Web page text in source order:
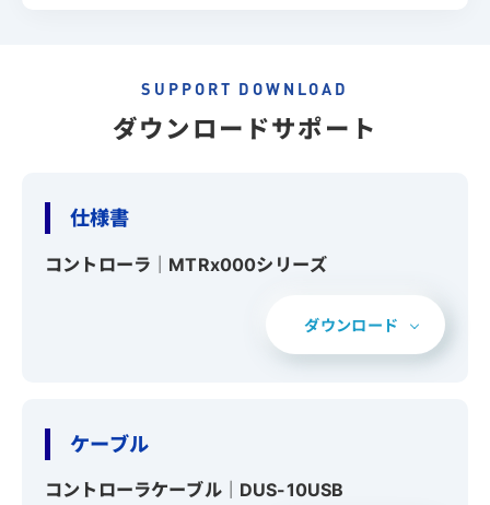
SUPPORT DOWNLOAD
ダウンロードサポート
仕様書
コントローラ｜MTRx000シリーズ
ダウンロード
ケーブル
コントローラケーブル｜DUS-10USB